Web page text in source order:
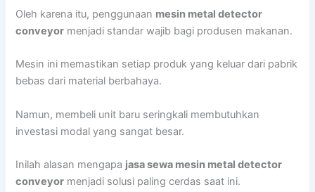
Oleh karena itu, penggunaan mesin metal detector
conveyor menjadi standar wajib bagi produsen makanan.
Mesin ini memastikan setiap produk yang keluar dari pabrik
bebas dari material berbahaya.
Namun, membeli unit baru seringkali membutuhkan
investasi modal yang sangat besar.
Inilah alasan mengapa jasa sewa mesin metal detector
conveyor menjadi solusi paling cerdas saat ini.